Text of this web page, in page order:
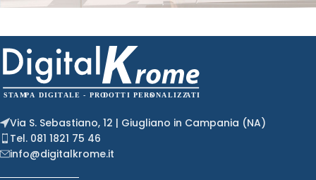
Via S. Sebastiano, 12 | Giugliano in Campania (NA)
Tel. 081 1821 75 46
info@digitalkrome.it